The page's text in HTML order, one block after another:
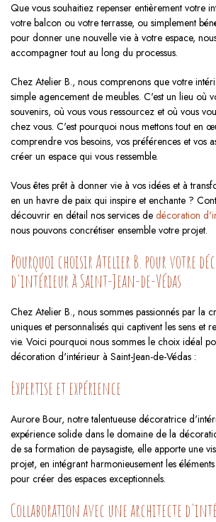
Que vous souhaitiez repenser entièrement votre
votre balcon ou votre terrasse, ou simplement
pour donner une nouvelle vie à votre espace,
accompagner tout au long du processus.
Chez Atelier B., nous comprenons que votre
simple agencement de meubles. C'est un lieu où
souvenirs, où vous vous ressourcez et où vous
chez vous. C'est pourquoi nous mettons tout en
comprendre vos besoins, vos préférences et vos
créer un espace qui vous ressemble.
Vous êtes prêt à donner vie à vos idées et à
en un havre de paix qui inspire et enchante ?
découvrir en détail nos services de décoration
nous pouvons concrétiser ensemble votre projet.
Pourquoi choisir Atelier B. pour votre
d'intérieur à Saint-Jean-de-Védas
Chez Atelier B., nous sommes passionnés par la
uniques et personnalisés qui captivent les sens et
vie. Voici pourquoi nous sommes le choix idéal
décoration d'intérieur à Saint-Jean-de-Védas :
Expertise et expérience
Aurore Bour, notre talentueuse décoratrice
expérience solide dans le domaine de la
de sa formation de paysagiste, elle apporte une
projet, en intégrant harmonieusement les
pour créer des espaces exceptionnels.
Collaboration avec une architecte